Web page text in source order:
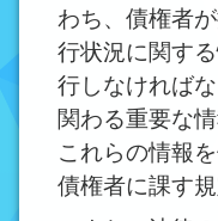
わち、債権者
行状況に関す
行しなければ
関わる重要な
これらの情報
債権者に課す